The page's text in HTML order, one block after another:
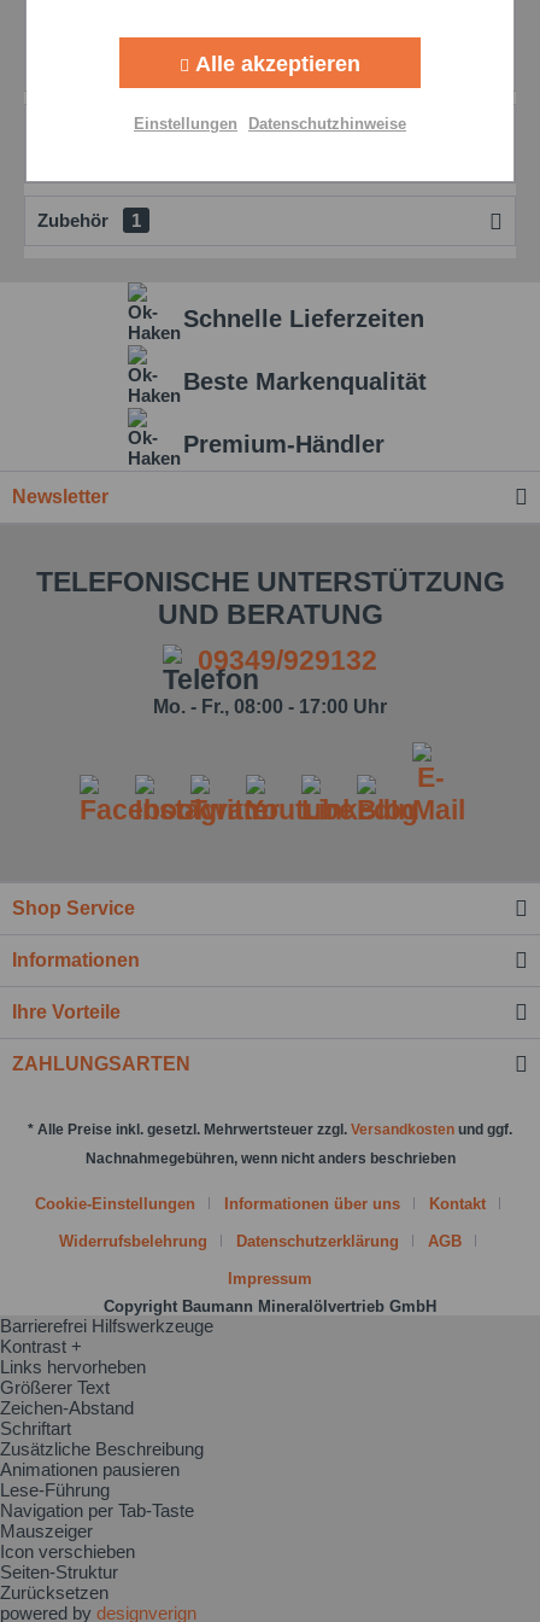
Ich habe die
Felder mit * sind Pflichtfelder.
Nachricht senden
anspruchsvolle Feinschneid , Umform und...
Bewertungen
0
Zubehör 1
Schnelle Lieferzeiten
Beste Markenqualität
Premium-Händler
Newsletter
TELEFONISCHE UNTERSTÜTZUNG
UND BERATUNG
09349/929132
Mo. - Fr., 08:00 - 17:00 Uhr
Shop Service
Informationen
Ihre Vorteile
ZAHLUNGSARTEN
* Alle Preise inkl. gesetzl. Mehrwertsteuer zzgl. Versandkosten und ggf.
Nachnahmegebühren, wenn nicht anders beschrieben
Cookie-Einstellungen Informationen über uns Kontakt
Widerrufsbelehrung Datenschutzerklärung AGB
Impressum
Copyright Baumann Mineralölvertrieb GmbH
Personalisierung Aktiv
Alle akzeptieren
Einstellungen Datenschutzhinweise
Barrierefrei Hilfswerkzeuge
Kontrast +
Links hervorheben
Größerer Text
Zeichen-Abstand
Schriftart
Zusätzliche Beschreibung
Animationen pausieren
Lese-Führung
Navigation per Tab-Taste
Mauszeiger
Icon verschieben
Seiten-Struktur
Zurücksetzen
powered by designverign